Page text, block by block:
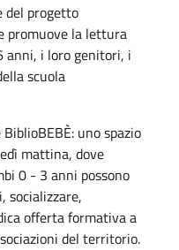
del progetto
promuove la lettura
anni, i loro genitori, i
scuola
uno spazio
mattina, dove
0 - 3 anni possono
socializzare,
offerta formativa a
del territorio.